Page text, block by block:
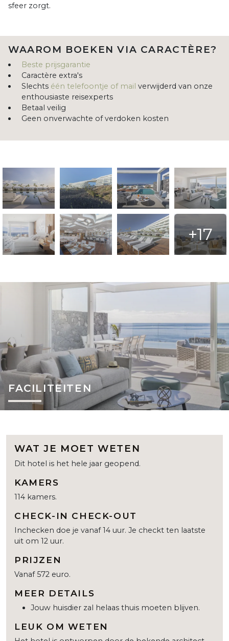
sfeer zorgt.
WAAROM BOEKEN VIA CARACTÈRE?
Beste prijsgarantie
Caractère extra's
Slechts één telefoontje of mail verwijderd van onze
enthousiaste reisexperts
Betaal veilig
Geen onverwachte of verdoken kosten
+17
FACILITEITEN
WAT JE MOET WETEN
Dit hotel is het hele jaar geopend.
KAMERS
114 kamers.
CHECK-IN CHECK-OUT
Inchecken doe je vanaf 14 uur. Je checkt ten laatste
uit om 12 uur.
PRIJZEN
Vanaf 572 euro.
MEER DETAILS
Jouw huisdier zal helaas thuis moeten blijven.
LEUK OM WETEN